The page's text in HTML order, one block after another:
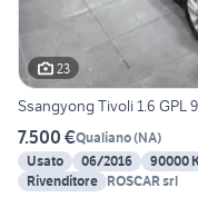
23
Ssangyong Tivoli 1.6 GPL
7.500 €Qualiano(NA)
Usato
06/2016 90000
Rivenditore ROSCAR srl